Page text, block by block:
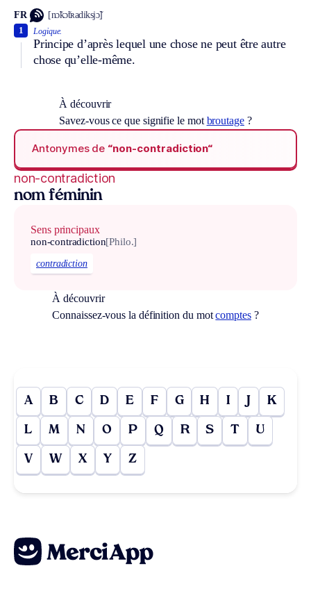
FR [nɔ̃kɔ̃tʀadiksjɔ̃]
Logique.
Principe d’après lequel une chose ne peut être autre
chose qu’elle-même.
1
À découvrir
Savez-vous ce que signifie le mot broutage?
Antonymes de “non-contradiction“
non-contradiction
nom féminin
Sens principaux
non-contradiction[Philo.]
contradiction
À découvrir
Connaissez-vous la définition du motcomptes?
A B C D E F G H I J K
L M N O P Q R S T U
V W X Y Z